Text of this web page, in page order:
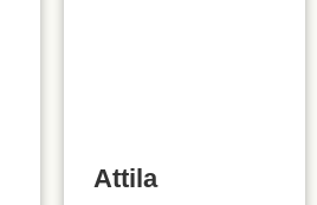
Attila